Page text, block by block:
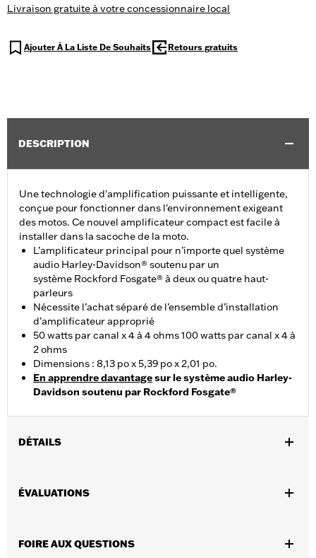
Livraison gratuite à votre concessionnaire local
Ajouter À La Liste De Souhaits Retours gratuits
DESCRIPTION
Une technologie d'amplification puissante et intelligente,
conçue pour fonctionner dans l'environnement exigeant
des motos. Ce nouvel amplificateur compact est facile à
installer dans la sacoche de la moto.
L’amplificateur principal pour n’importe quel système
audio Harley-Davidson® soutenu par un
système Rockford Fosgate® à deux ou quatre haut-
parleurs
Nécessite l’achat séparé de l’ensemble d’installation
d’amplificateur approprié
50 watts par canal x 4 à 4 ohms 100 watts par canal x 4 à
2 ohms
Dimensions : 8,13 po x 5,39 po x 2,01 po.
En apprendre davantagesur le système audio Harley-
Davidson soutenu par Rockford Fosgate®
DÉTAILS
et FLTRXSE 2023 et après, FLHX, FLTRX et FLTRXSTSE 2024 et
ensemble de 2 ou 4 ensembles d’enceintes audio Harley-
ÉVALUATIONS
FOIRE AUX QUESTIONS